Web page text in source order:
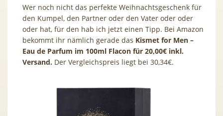
Wer noch nicht das perfekte Weihnachtsgeschenk für
den Kumpel, den Partner oder den Vater oder oder
oder hat, für den hab ich jetzt einen Tipp. Bei Amazon
bekommt ihr nämlich gerade das Kismet for Men –
Eau de Parfum im 100ml Flacon für 20,00€ inkl.
Versand. Der Vergleichspreis liegt bei 30,34€.